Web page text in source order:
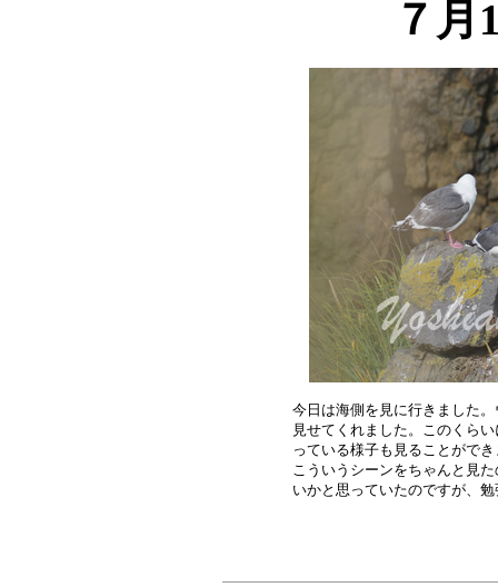
７月
今日は海側を見に行きました
見せてくれました。このくら
っている様子も見ることがで
こういうシーンをちゃんと見